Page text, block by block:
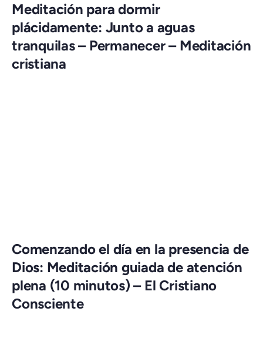
Meditación para dormir
plácidamente: Junto a aguas
tranquilas – Permanecer – Meditación
cristiana
Comenzando el día en la presencia de
Dios: Meditación guiada de atención
plena (10 minutos) – El Cristiano
Consciente